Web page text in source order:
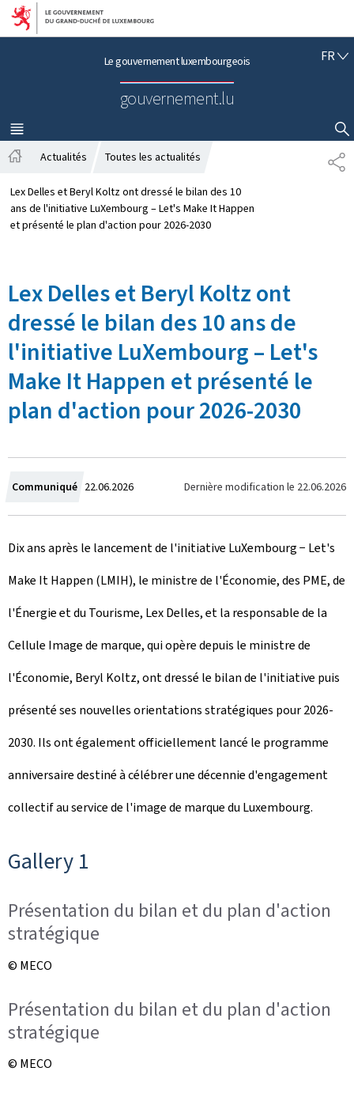
Aller au menu principal
Aller au contenu
Le gouvernement luxembourgeois
gouvernement.lu
FRF
Ç
A
I
S
MENU
PRINCIPAL
AFFICHER / MASQUER LA RECHERCHE
P
A
c
c
u
Actualités Toutes les actualités
Lex Delles et Beryl Koltz ont dressé le bilan des 10
ans de l'initiative LuXembourg – Let's Make It Happen
et présenté le plan d'action pour 2026-2030
Lex Delles et Beryl Koltz ont
dressé le bilan des 10 ans de
l'initiative LuXembourg – Let's
Make It Happen et présenté le
plan d'action pour 2026-2030
Communiqué C
r
é
e
l
e
22.06.2026 Dernière modification le 22.06.2026
Dix ans après le lancement de l'initiative LuXembourg − Let's
Make It Happen (LMIH), le ministre de l'Économie, des PME, de
l'Énergie et du Tourisme, Lex Delles, et la responsable de la
Cellule Image de marque, qui opère depuis le ministre de
l'Économie, Beryl Koltz, ont dressé le bilan de l'initiative puis
présenté ses nouvelles orientations stratégiques pour 2026-
2030. Ils ont également officiellement lancé le programme
anniversaire destiné à célébrer une décennie d'engagement
collectif au service de l'image de marque du Luxembourg.
Gallery 1
Présentation du bilan et du plan d'action
stratégique
© MECO
Présentation du bilan et du plan d'action
stratégique
© MECO